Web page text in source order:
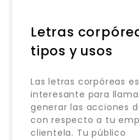
Letras
tipos y usos
Las letras corpóreas
interesante para
generar las acciones
con respecto a tu
clientela. Tu público